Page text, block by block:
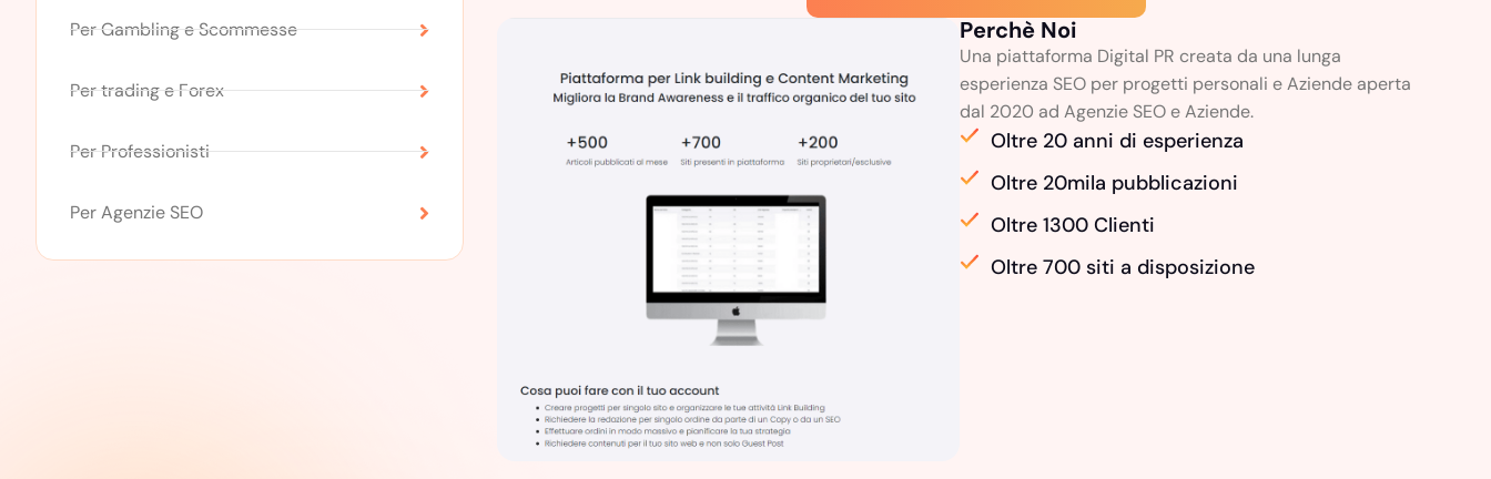
Per Gambling e Scommesse
Per trading e Forex
Per Professionisti
Per Agenzie SEO
Perchè Noi
Una piattaforma Digital PR creata da una lunga
esperienza SEO per progetti personali e Aziende aperta
dal 2020 ad Agenzie SEO e Aziende.
Oltre 20 anni di esperienza
Oltre 20mila pubblicazioni
Oltre 1300 Clienti
Oltre 700 siti a disposizione